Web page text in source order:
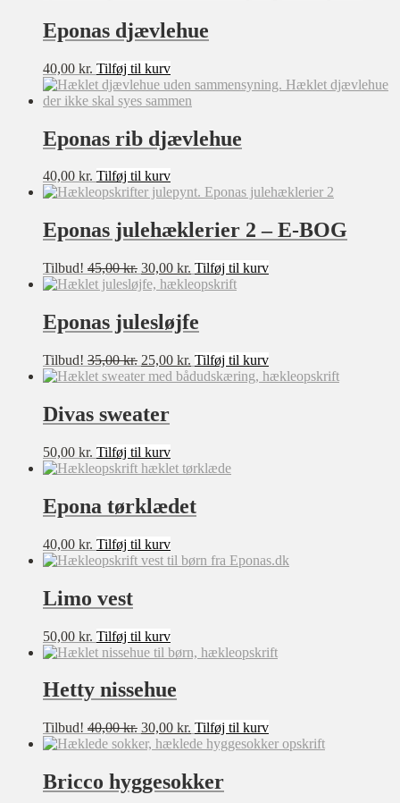
Eponas djævlehue
40,00 kr. Tilføj til kurv
Eponas rib djævlehue
40,00 kr. Tilføj til kurv
Eponas julehæklerier 2 – E-BOG
Tilbud! 45,00kr. Den
oprindelige
var:
45,00 kr..
30,00 kr. Den
aktuelle
30,00 kr..
Tilføj til kurv
Eponas julesløjfe
Tilbud! 35,00kr. Den
oprindelige
var:
35,00 kr..
25,00 kr. Den
aktuelle
Tilføj til kurv
Divas sweater
50,00 kr. Tilføj til kurv
Epona tørklædet
40,00 kr. Tilføj til kurv
Limo vest
50,00 kr. Tilføj til kurv
Hetty nissehue
Tilbud! 40,00kr. Den
oprindelige
var:
40,00 kr..
30,00 kr. Den
aktuelle
er:
30,00 kr..
Tilføj til kurv
Bricco hyggesokker